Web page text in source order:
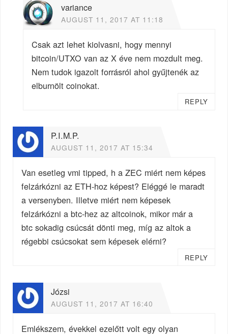
variance
AUGUST 11, 2017 AT 11:18
Csak azt lehet kiolvasni, hogy mennyi
bitcoin/UTXO van az X éve nem mozdult meg.
Nem tudok igazolt forrásról ahol gyűjtenék az
elburnölt coinokat.
REPLY
P.I.M.P.
AUGUST 11, 2017 AT 15:34
Van esetleg vmi tipped, h a ZEC miért nem képes
felzárkózni az ETH-hoz képest? Eléggé le maradt
a versenyben. Illetve miért nem képesek
felzárkózni a btc-hez az altcoinok, mikor már a
btc sokadig csúcsát dönti meg, míg az altok a
régebbi csúcsokat sem képesek elérni?
REPLY
Józsi
AUGUST 11, 2017 AT 16:40
Emlékszem, évekkel ezelőtt volt egy olyan